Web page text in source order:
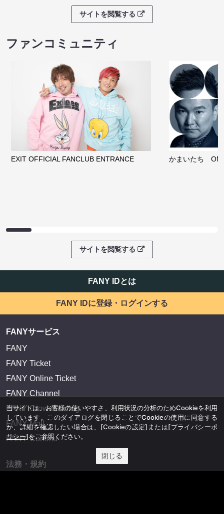
サイトを閲覧する
ファンコミュニティ
EXIT OFFICIAL FANCLUB ENTRANCE かまいたち
サイトを閲覧する
FANY IDとは
FANY IDに登録・ログインする
FANYサービス
FANY
FANY Ticket
FANY Online Ticket
FANY Channel
FANY Crowdfunding
FANY Mall
FANY Commu
法務・規約
当サイトは、お客様の使いやすさ、利用状況の分析のためCookieを利用
しています。このダイアログを閉じることでCookieの使用に同意する
か、詳細を確認したい場合は、 [Cookieの設定] または[プライバシーポ
リシー]をご参照ください。
閉じる